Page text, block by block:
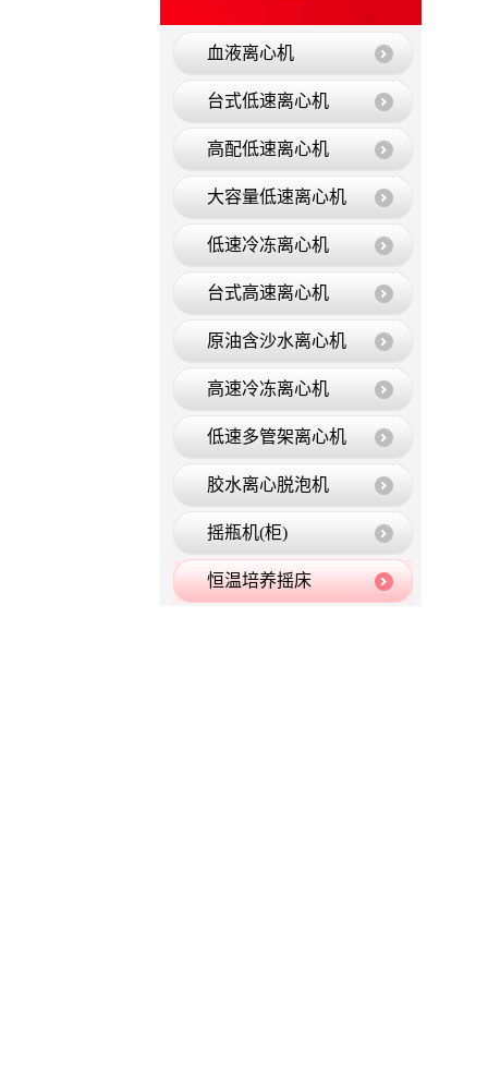
血液离心机
台式低速离心机
高配低速离心机
大容量低速离心机
低速冷冻离心机
台式高速离心机
原油含沙水离心机
高速冷冻离心机
低速多管架离心机
胶水离心脱泡机
摇瓶机(柜)
恒温培养摇床